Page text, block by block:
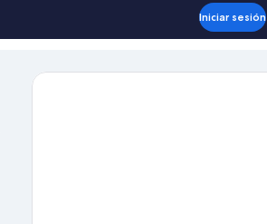
Iniciar sesión